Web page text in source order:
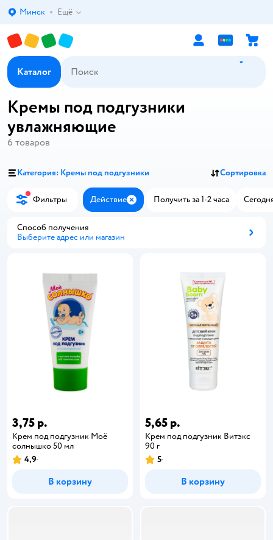
Выбор адреса доставки.
Минск Ещё
Каталог
Кремы под подгузники
увлажняющие
6 товаров
Категория: Кремы под подгузники Сортировка
Фильтры Действие ЗакрытьПолучить за 1-2 часа
Способ получения
Выберите адрес или магазин
3,75 р.
Крем под подгузник Моё
солнышко 50 мл
4,9
В корзину
5,65 р.
Крем под подгузник Витэкс
90 г
5
В корзину